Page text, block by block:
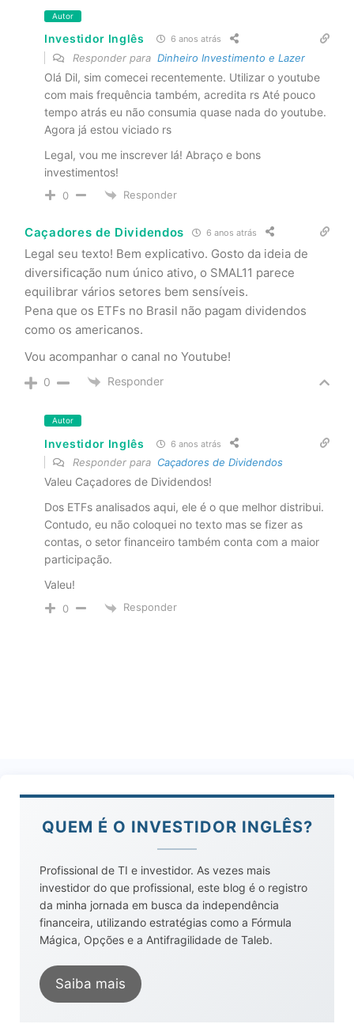
Autor
Investidor Inglês 6 anos atrás
Responder para Dinheiro Investimento e Lazer
Olá Dil, sim comecei recentemente. Utilizar o youtube
com mais frequência também, acredita rs Até pouco
tempo atrás eu não consumia quase nada do youtube.
Agora já estou viciado rs
Legal, vou me inscrever lá! Abraço e bons
investimentos!
0 Responder
Caçadores de Dividendos 6 anos atrás
Legal seu texto! Bem explicativo. Gosto da ideia de
diversificação num único ativo, o SMAL11 parece
equilibrar vários setores bem sensíveis.
Pena que os ETFs no Brasil não pagam dividendos
como os americanos.
Vou acompanhar o canal no Youtube!
0 Responder
Autor
Investidor Inglês 6 anos atrás
Responder para Caçadores de Dividendos
Valeu Caçadores de Dividendos!
Dos ETFs analisados aqui, ele é o que melhor distribui.
Contudo, eu não coloquei no texto mas se fizer as
contas, o setor financeiro também conta com a maior
participação.
Valeu!
0 Responder
QUEM É O INVESTIDOR INGLÊS?
Profissional de TI e investidor. As vezes mais
investidor do que profissional, este blog é o registro
da minha jornada em busca da independência
financeira, utilizando estratégias como a Fórmula
Mágica, Opções e a Antifragilidade de Taleb.
Saiba mais